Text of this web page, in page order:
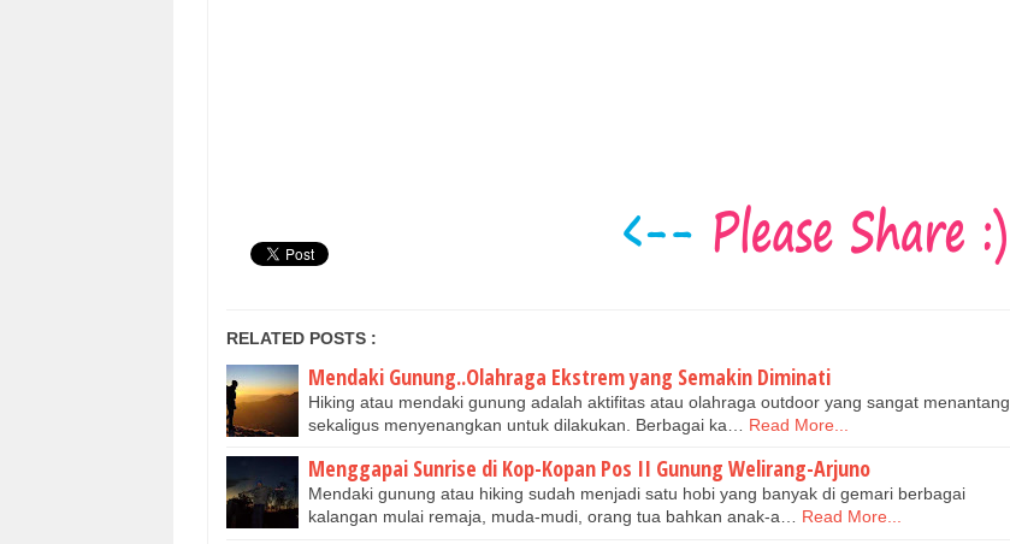
RELATED POSTS :
Mendaki Gunung..Olahraga Ekstrem yang Semakin Diminati
Hiking atau mendaki gunung adalah aktifitas atau olahraga outdoor yang sangat menantang
sekaligus menyenangkan untuk dilakukan. Berbagai ka…
Read More...
Menggapai Sunrise di Kop-Kopan Pos II Gunung Welirang-Arjuno
Mendaki gunung atau hiking sudah menjadi satu hobi yang banyak di gemari berbagai
kalangan mulai remaja, muda-mudi, orang tua bahkan anak-a… Read More...